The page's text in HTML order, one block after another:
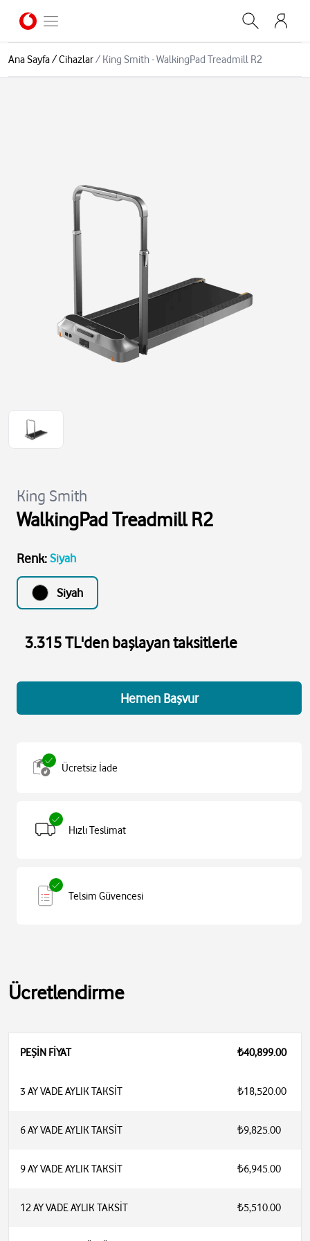
Ana Sayfa/Cihazlar/ King Smith - WalkingPad Treadmill R2
King Smith
WalkingPad Treadmill R2
Renk: Siyah
Siyah
3.315 TL'den başlayan taksitlerle
Hemen Başvur
Ücretsiz İade
Hızlı Teslimat
Telsim Güvencesi
Ücretlendirme
PEŞİN FİYAT ₺40,899.00
3 AY VADE AYLIK TAKSİT ₺18,520.00
6 AY VADE AYLIK TAKSİT ₺9,825.00
9 AY VADE AYLIK TAKSİT ₺6,945.00
12 AY VADE AYLIK TAKSİT ₺5,510.00